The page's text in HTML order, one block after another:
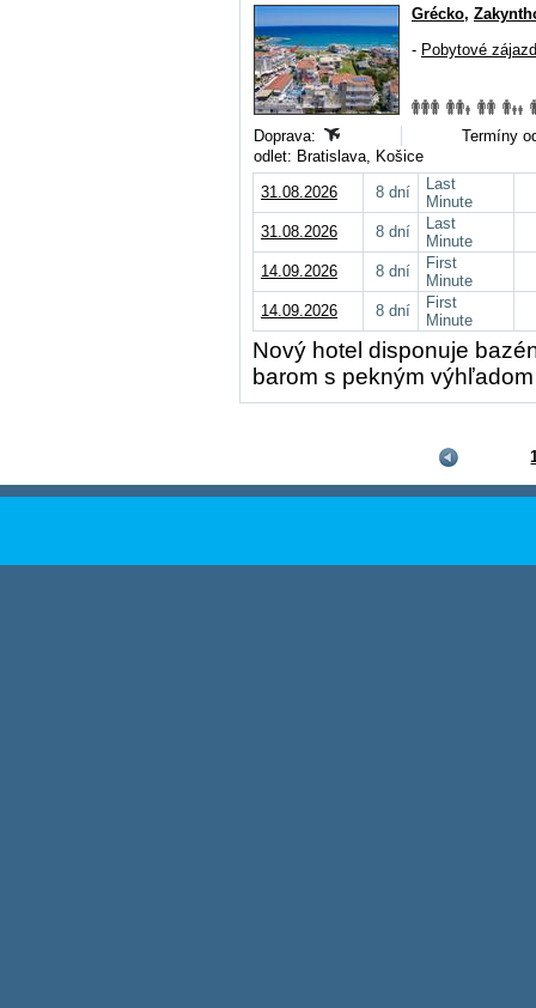
Grécko,
- Pobytové
Doprava:
Termíny
odlet: Bratislava, Košice
31.08.2026
8 dní
Last
Minute
31.08.2026
8 dní
Last
Minute
14.09.2026
8 dní
First
Minute
14.09.2026
8 dní
First
Minute
Nový hotel disponuje
barom s pekným